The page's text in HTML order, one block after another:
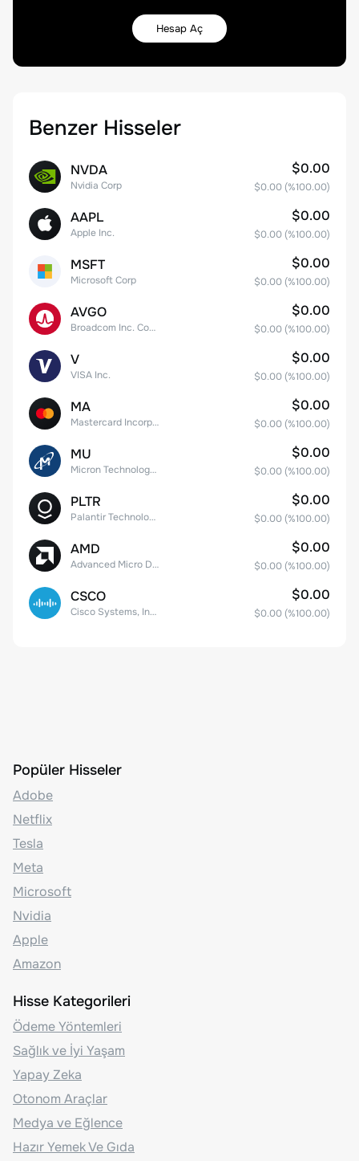
Hesap Aç
Benzer Hisseler
NVDA
Nvidia Corp
$0.00
$0.00 (%100.00)
AAPL
Apple Inc.
$0.00
$0.00 (%100.00)
MSFT
Microsoft Corp
$0.00
$0.00 (%100.00)
AVGO
Broadcom Inc. Common Stock
$0.00
$0.00 (%100.00)
V
VISA Inc.
$0.00
$0.00 (%100.00)
MA
Mastercard Incorporated
$0.00
$0.00 (%100.00)
MU
Micron Technology, Inc.
$0.00
$0.00 (%100.00)
PLTR
Palantir Technologies Inc. Class A Common Stock
$0.00
$0.00 (%100.00)
AMD
Advanced Micro Devices
$0.00
$0.00 (%100.00)
CSCO
Cisco Systems, Inc. Common Stock (DE)
$0.00
$0.00 (%100.00)
Popüler Hisseler
Adobe
Netflix
Tesla
Meta
Microsoft
Nvidia
Apple
Amazon
Hisse Kategorileri
Ödeme Yöntemleri
Sağlık ve İyi Yaşam
Yapay Zeka
Otonom Araçlar
Medya ve Eğlence
Hazır Yemek Ve Gıda